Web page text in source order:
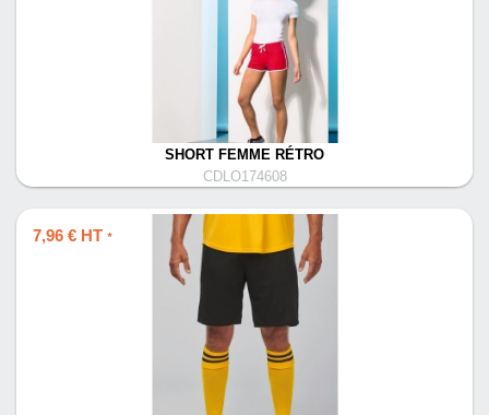
SHORT FEMME RÉTRO
CDLO174608
7,96 € HT *